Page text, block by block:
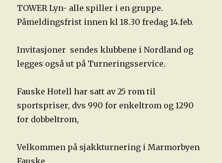
TOWER Lyn- alle spiller i en gruppe.
Påmeldingsfrist innen kl 18.30 fredag 14.feb.
Invitasjoner sendes klubbene i Nordland og
legges også ut på Turneringsservice.
Fauske Hotell har satt av 25 rom til
sportspriser, dvs 990 for enkeltrom og 1290
for dobbeltrom,
Velkommen på sjakkturnering i Marmorbyen
Fauske